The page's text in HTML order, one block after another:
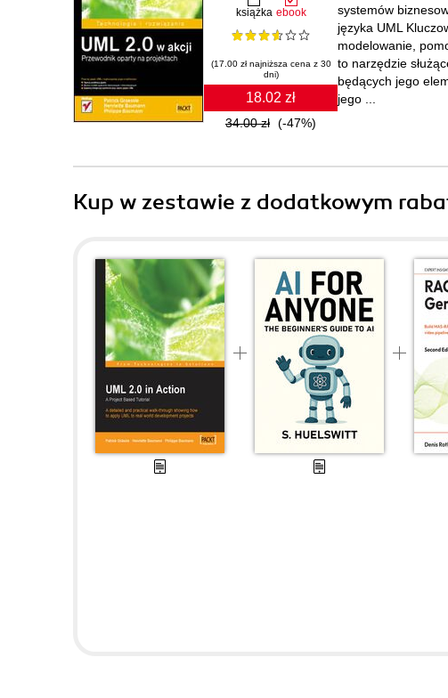
książka ebook
(17.00 zł najniższa cena z 30
dni)
18.02 zł
34.00 zł (-47%)
systemów
języka UML
modelowanie,
to narzędzie
będących jego
jego ...
Kup w zestawie z dodatkowym